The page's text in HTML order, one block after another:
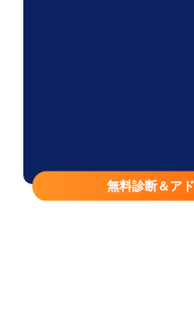
無料診断＆ア